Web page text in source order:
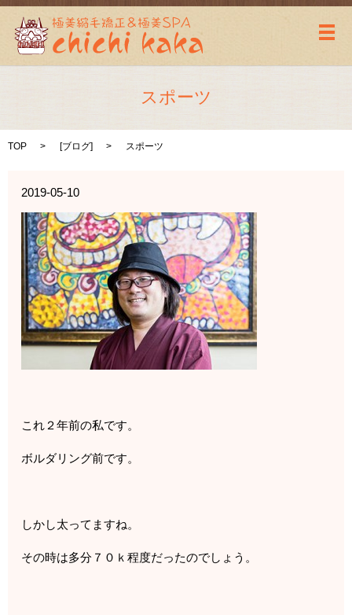
メ
スポーツ
TOP [ブログ] スポーツ
2019-05-10
これ２年前の私です。
ボルダリング前です。
しかし太ってますね。
その時は多分７０ｋ程度だったのでしょう。